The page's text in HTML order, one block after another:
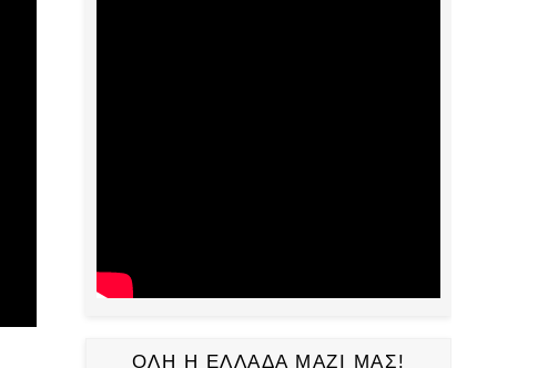
ΟΛΗ Η ΕΛΛΑΔΑ ΜΑΖΙ ΜΑΣ!